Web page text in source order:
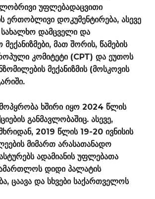
უფლებადაცვითი
ერთობლივი დოკუმენტირება, ასევე
დამცველი და
მათ შორის, წამების
კომიტეტი (CPT) და ეუთოს
მექანიზმის (მოსკოვის
ხშირი იყო 2024 წლის
განმავლობაშიც. ასევე,
2019 წლის 19-20 ივნისის
მიმართ არასათანადო
ადამიანის უფლებათა
დიდი პალატის
ცაავა და სხვები საქართველოს